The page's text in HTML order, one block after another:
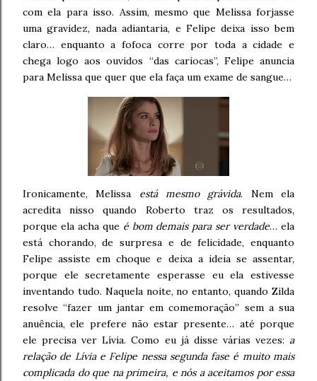
com ela para isso. Assim, mesmo que Melissa forjasse
uma gravidez, nada adiantaria, e Felipe deixa isso bem
claro… enquanto a fofoca corre por toda a cidade e
chega logo aos ouvidos “das cariocas”, Felipe anuncia
para Melissa que quer que ela faça um exame de sangue…
Ironicamente, Melissa está mesmo grávida. Nem ela
acredita nisso quando Roberto traz os resultados,
porque ela acha que é bom demais para ser verdade… ela
está chorando, de surpresa e de felicidade, enquanto
Felipe assiste em choque e deixa a ideia se assentar,
porque ele secretamente esperasse eu ela estivesse
inventando tudo. Naquela noite, no entanto, quando Zilda
resolve “fazer um jantar em comemoração” sem a sua
anuência, ele prefere não estar presente… até porque
ele precisa ver Lívia. Como eu já disse várias vezes: a
relação de Lívia e Felipe nessa segunda fase é muito mais
complicada do que na primeira, e nós a aceitamos por essa